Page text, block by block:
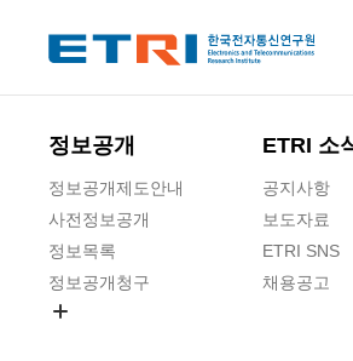
정보공개
정보공개제도안내
사전정보공개
정보목록
정보공개청구
ETRI 소
공지사항
보도자료
ETRI SNS
채용공고